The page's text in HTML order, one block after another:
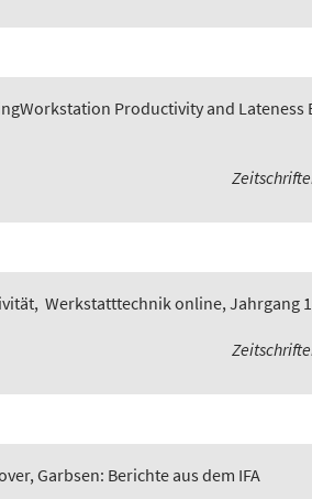
Productivity and Lateness
, Werkstatttechnik online, Jahrgang
Garbsen: Berichte aus dem IFA